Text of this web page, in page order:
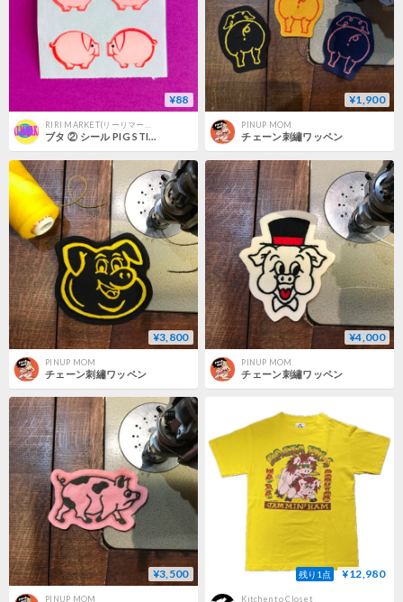
¥88
RIRI MARKET(リーリマーケット)
ブタ ② シール PIG STICKER
¥1,900
PINUP MOM
チェーン刺繡ワッペン
¥3,800
PINUP MOM
チェーン刺繡ワッペン
¥4,000
PINUP MOM
チェーン刺繡ワッペン
¥3,500
PINUP MOM
残り1点 ¥12,980
Kitchen to Closet